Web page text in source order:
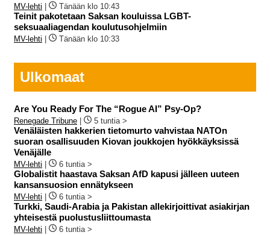
MV-lehti Tänään klo 10:43
Teinit pakotetaan Saksan kouluissa LGBT-
seksuaaliagendan koulutusohjelmiin
MV-lehti Tänään klo 10:33
Ulkomaat
Are You Ready For The “Rogue AI” Psy-Op?
Renegade Tribune | 5 tuntia >
Venäläisten hakkerien tietomurto vahvistaa NATOn
suoran osallisuuden Kiovan joukkojen hyökkäyksissä
Venäjälle
MV-lehti | 6 tuntia >
Globalistit haastava Saksan AfD kapusi jälleen uuteen
kansansuosion ennätykseen
MV-lehti | 6 tuntia >
Turkki, Saudi-Arabia ja Pakistan allekirjoittivat asiakirjan
yhteisestä puolustusliittoumasta
MV-lehti | 6 tuntia >